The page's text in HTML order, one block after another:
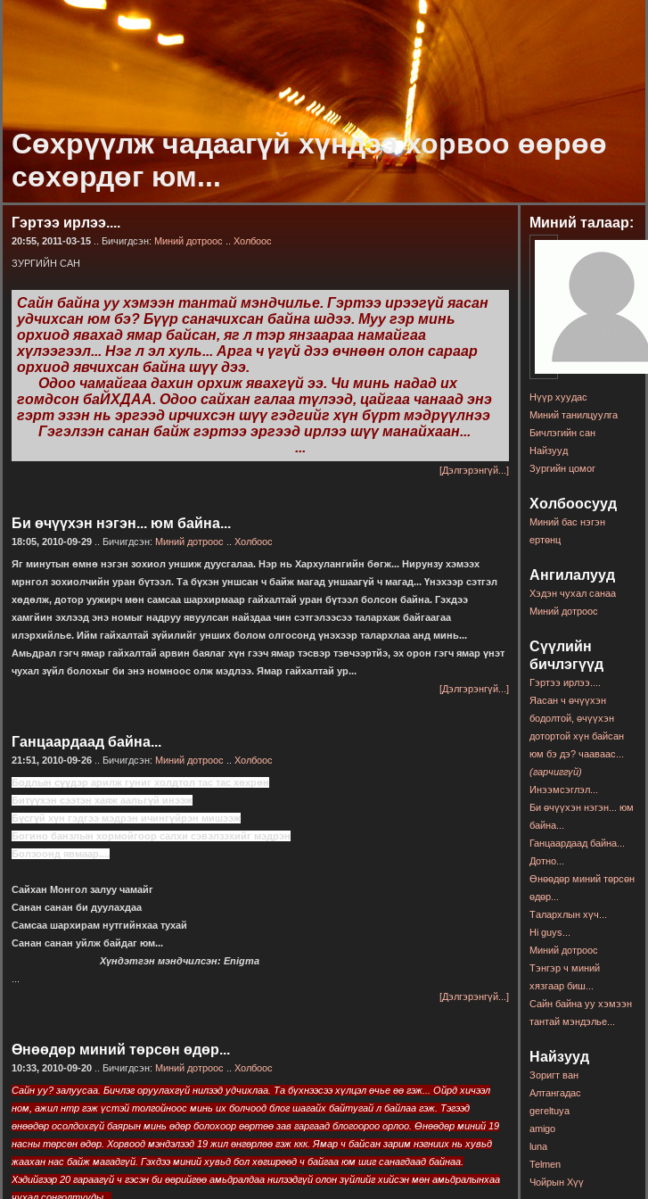
Сөхрүүлж чадаагүй хүндээ хорвоо өөрөө
сөхөрдөг юм...
Гэртээ ирлээ....
20:55, 2011-03-15 .. Бичигдсэн: Миний дотроос Холбоос
ЗУРГИЙН САН
Сайн байна уу хэмээн тантай мэндчилье. Гэртээ ирээгүй яасан
удчихсан юм бэ? Бүүр саначихсан байна шдээ. Муу гэр минь
орхиод явахад ямар байсан, яг л тэр янзаараа намайгаа
хүлээгээл... Нэг л эл хуль... Арга ч үгүй дээ өчнөөн олон сараар
орхиод явчихсан байна шүү дээ.
Одоо чамайгаа дахин орхиж явахгүй ээ. Чи минь надад их
гомдсон баЙХДАА. Одоо сайхан галаа түлээд, цайгаа чанаад энэ
гэрт эзэн нь эргээд ирчихсэн шүү гэдгийг хүн бүрт мэдрүүлнээ
Гэгэлзэн санан байж гэртээ эргээд ирлээ шүү манайхаан...
...
[Дэлгэрэнгүй...]
Би өчүүхэн нэгэн... юм байна...
18:05, 2010-09-29 .. Бичигдсэн: Миний дотроос Холбоос
Яг минутын өмнө нэгэн зохиол уншиж дуусгалаа. Нэр нь Хархулангийн бөгж... Нирунзу хэмээх
мрнгол зохиолчийн уран бүтээл. Та бүхэн уншсан ч байж магад уншаагүй ч магад... Үнэхээр сэтгэл
хөдөлж, дотор уужирч мөн самсаа шархирмаар гайхалтай уран бүтээл болсон байна. Гэхдээ
хамгйин эхлээд энэ номыг надруу явуулсан найздаа чин сэтгэлээсээ талархаж байгаагаа
илэрхийлье. Ийм гайхалтай зүйилийг унших болом олгосонд үнэхээр талархлаа анд минь...
Амьдрал гэгч ямар гайхалтай арвин баялаг хүн гээч ямар тэсвэр тэвчээртйэ, эх орон гэгч ямар үнэт
чухал зүйл болохыг би энэ номноос олж мэдлээ. Ямар гайхалтай ур...
[Дэлгэрэнгүй...]
Ганцаардаад байна...
21:51, 2010-09-26 .. Бичигдсэн: Миний дотроос Холбоос
Бодлын сүүдэр арилж гуниг холдтол тас тас хөхрөн
Битүүхэн сээтэн хаяж аальгүй инээж
Бүсгүй хүн гэдгээ мэдрэн ичингүйрэн мишээж
Богино банзлын хормойгоор салхи сэвэлзэхийг мэдрэн
Болзоонд явмаар....
Сайхан Монгол залуу чамайг
Санан санан би дуулахдаа
Самсаа шархирам нутгийнхаа тухай
Санан санан уйлж байдаг юм...
Хүндэтгэн мэндчилсэн: Enigma
[Дэлгэрэнгүй...]
Өнөөдөр миний төрсөн өдөр...
10:33, 2010-09-20 .. Бичигдсэн: Миний дотроос Холбоос
Сайн уу? залуусаа. Бичлэг оруулахгүй нилээд удчихлаа. Та бүхнээсээ хүлцэл өчье өө гэж... Ойрд хичээл
ном, ажил нтр гэж үстэй толгойноос минь их болчоод блог шагайх байтугай л байлаа гэж. Тэгээд
өнөөдөр осолдохгүй баярын минь өдөр болохоор өөртөө зав гаргаад блогоороо орлоо. Өнөөдөр миний 19
насны төрсөн өдөр. Хорвоод мэндэлээд 19 жил өнгөрлөө гэж ккк. Ямар ч байсан зарим нэгниих нь хувьд
жаахан нас байж магадгүй. Гэхдээ миний хувьд бол хөгшрөөд ч байгаа юм шиг санагдаад байнаа.
Хэдийгээр 20 гараагүй ч гэсэн би өөрийгөө амьдралдаа нилээдгүй олон зүйлийг хийсэн мөн амьдралынхаа
Миний талаар:
Нүүр хуудас
Миний танилцуулга
Бичлэгийн сан
Найзууд
Зургийн цомог
Холбоосууд
Миний бас нэгэн
ертөнц
Ангилалууд
Хэдэн чухал санаа
Миний дотроос
Сүүлийн
бичлэгүүд
Гэртээ ирлээ....
Яасан ч өчүүхэн
бодолтой, өчүүхэн
дотортой хүн байсан
юм бэ дэ? чааваас...
(гарчиггүй)
Инээмсэглэл...
Би өчүүхэн нэгэн... юм
байна...
Ганцаардаад байна...
Дотно...
Өнөөдөр миний төрсөн
өдөр...
Талархлын хүч...
Hi guys...
Миний дотроос
Тэнгэр ч миний
хязгаар биш...
Сайн байна уу хэмээн
тантай мэндэлье...
Найзууд
Зоригт ван
Алтангадас
gereltuya
amigo
luna
Telmen
Чойрын Хүү